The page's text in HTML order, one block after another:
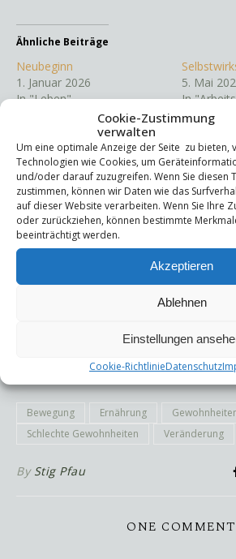
Cookie-Zustimmung
verwalten
Um eine optimale Anzeige der Seite zu bieten,
Technologien wie Cookies, um
und/oder darauf zuzugreifen. Wenn Sie diesen
zustimmen, können wir Daten wie das
auf dieser Website verarbeiten. Wenn Sie Ihre
oder zurückziehen, können bestimmte
beeinträchtigt werden.
Akzeptieren
Ablehnen
Einstellungen
Cookie-RichtlinieDatenschutz
Ähnliche Beiträge
Neubeginn
1. Januar 2026
In "Leben"
5. Mai
In
Ballast loslassen
24. März 2025
In "Leben"
Entdecke mehr
Melde dich für ein Abonnement an,
Gib deine E-Mail-Adresse ein ...
Bewegung Ernährung
Schlechte Gewohnheiten
Veränderung
By Stig Pfau
ONE COMMENT